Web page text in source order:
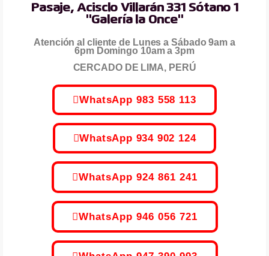
Pasaje, Acisclo Villarán 331 Sótano 1
"Galería la Once"
Atención al cliente de Lunes a Sábado 9am a
6pm Domingo 10am a 3pm
CERCADO DE LIMA, PERÚ
WhatsApp 983 558 113
WhatsApp 934 902 124
WhatsApp 924 861 241
WhatsApp 946 056 721